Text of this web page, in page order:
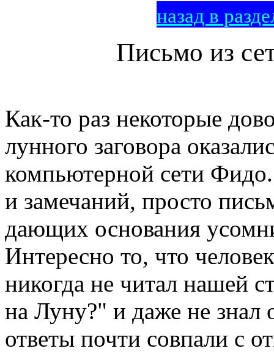
назад в
Письмо из
Как-то раз некоторые
лунного заговора
компьютерной сети
и замечаний, просто
дающих основания
Интересно то, что
никогда не читал нашей
на Луну?" и даже не знал
ответы почти совпали с